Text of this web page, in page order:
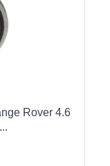
Rover 4.6